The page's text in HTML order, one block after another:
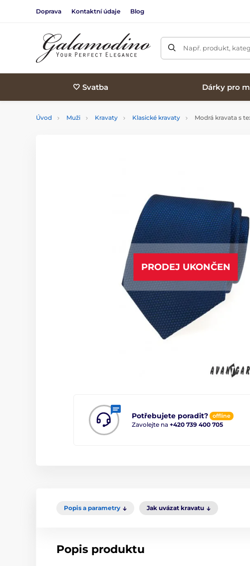
Doprava Kontaktní údaje Blog
Např. produkt,
🤍 Svatba Dárky pro
Úvod Muži Kravaty Klasické kravaty Modrá kravata s
PRODEJ UKONČEN
Potřebujete poradit? offline
Zavolejte na +420 739 400 705
Popis a parametry Jak uvázat kravatu
Popis produktu